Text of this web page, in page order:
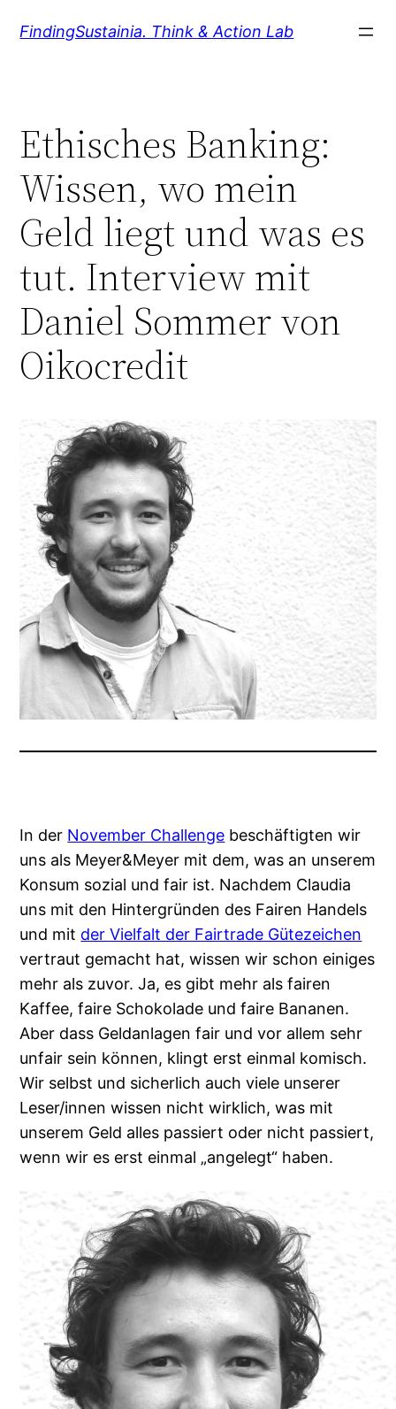
InhaltFindingSustainia. Think & Action Lab
Ethisches Banking:
Wissen, wo mein
Geld liegt und was es
tut. Interview mit
Daniel Sommer von
Oikocredit
In der November Challenge beschäftigten wir
uns als Meyer&Meyer mit dem, was an unserem
Konsum sozial und fair ist. Nachdem Claudia
uns mit den Hintergründen des Fairen Handels
und mit der Vielfalt der Fairtrade Gütezeichen
vertraut gemacht hat, wissen wir schon einiges
mehr als zuvor. Ja, es gibt mehr als fairen
Kaffee, faire Schokolade und faire Bananen.
Aber dass Geldanlagen fair und vor allem sehr
unfair sein können, klingt erst einmal komisch.
Wir selbst und sicherlich auch viele unserer
Leser/innen wissen nicht wirklich, was mit
unserem Geld alles passiert oder nicht passiert,
wenn wir es erst einmal „angelegt“ haben.